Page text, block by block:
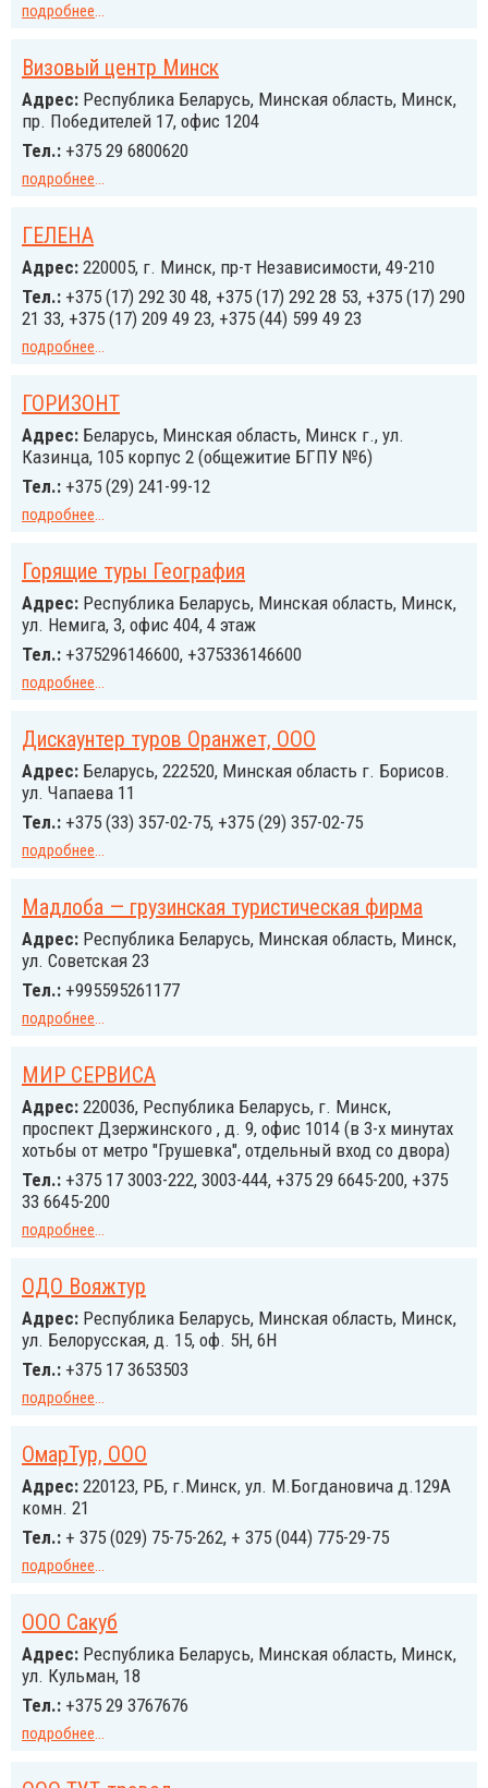
подробнее...
Визовый центр Минск
Адрес: Республика Беларусь, Минская область, Минск,
пр. Победителей 17, офис 1204
Тел.: +375 29 6800620
подробнее...
ГЕЛЕНА
Адрес: 220005, г. Минск, пр-т Независимости, 49-210
Тел.: +375 (17) 292 30 48, +375 (17) 292 28 53, +375 (17) 290
21 33, +375 (17) 209 49 23, +375 (44) 599 49 23
подробнее...
ГОРИЗОНТ
Адрес: Беларусь, Минская область, Минск г., ул.
Казинца, 105 корпус 2 (общежитие БГПУ №6)
Тел.: +375 (29) 241-99-12
подробнее...
Горящие туры География
Адрес: Республика Беларусь, Минская область, Минск,
ул. Немига, 3, офис 404, 4 этаж
Тел.: +375296146600, +375336146600
подробнее...
Дискаунтер туров Оранжет, ООО
Адрес: Беларусь, 222520, Минская область г. Борисов.
ул. Чапаева 11
Тел.: +375 (33) 357-02-75, +375 (29) 357-02-75
подробнее...
Мадлоба — грузинская туристическая фирма
Адрес: Республика Беларусь, Минская область, Минск,
ул. Советская 23
Тел.: +995595261177
подробнее...
МИР СЕРВИСА
Адрес: 220036, Республика Беларусь, г. Минск,
проспект Дзержинского , д. 9, офис 1014 (в 3-х минутах
хотьбы от метро "Грушевка", отдельный вход со двора)
Тел.: +375 17 3003-222, 3003-444, +375 29 6645-200, +375
33 6645-200
подробнее...
ОДО Вояжтур
Адрес: Республика Беларусь, Минская область, Минск,
ул. Белорусская, д. 15, оф. 5Н, 6Н
Тел.: +375 17 3653503
подробнее...
ОмарТур, ООО
Адрес: 220123, РБ, г.Минск, ул. М.Богдановича д.129А
комн. 21
Тел.: + 375 (029) 75-75-262, + 375 (044) 775-29-75
подробнее...
ООО Сакуб
Адрес: Республика Беларусь, Минская область, Минск,
ул. Кульман, 18
Тел.: +375 29 3767676
подробнее...